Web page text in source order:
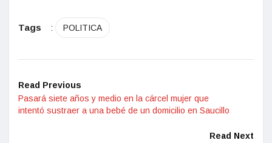
Tags : POLITICA
Read Previous
Pasará siete años y medio en la cárcel mujer que
intentó sustraer a una bebé de un domicilio en Saucillo
Read Next